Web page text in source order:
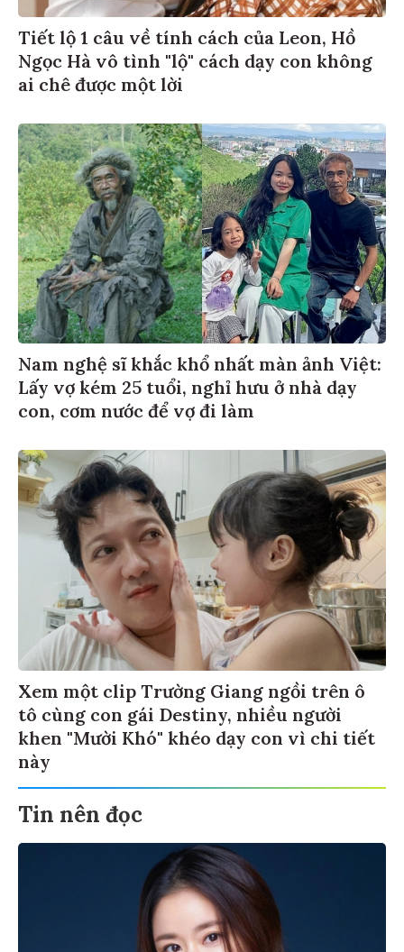
Tiết lộ 1 câu về tính cách của Leon, Hồ
Ngọc Hà vô tình "lộ" cách dạy con không
ai chê được một lời
Nam nghệ sĩ khắc khổ nhất màn ảnh Việt:
Lấy vợ kém 25 tuổi, nghỉ hưu ở nhà dạy
con, cơm nước để vợ đi làm
Xem một clip Trường Giang ngồi trên ô
tô cùng con gái Destiny, nhiều người
khen "Mười Khó" khéo dạy con vì chi tiết
này
Tin nên đọc